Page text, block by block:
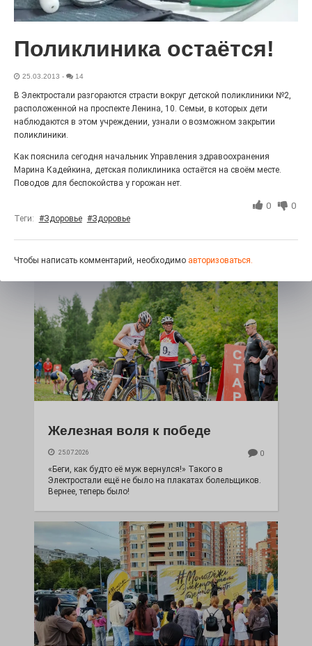
«С ними дядька Черномор»
26.07.2026
Железная воля к победе
25.07.2026 0
«Беги, как будто её муж вернулся!» Такого в
Электростали ещё не было на плакатах болельщиков.
Вернее, теперь было!
Поликлиника остаётся!
25.03.2013 - 14
В Электростали разгораются страсти вокруг детской поликлиники №2,
расположенной на проспекте Ленина, 10. Семьи, в которых дети
наблюдаются в этом учреждении, узнали о возможном закрытии
поликлиники.
Как пояснила сегодня начальник Управления здравоохранения
Марина Кадейкина, детская поликлиника остаётся на своём месте.
Поводов для беспокойства у горожан нет.
0 0
Теги: #Здоровье #Здоровье
Чтобы написать комментарий, необходимо авторизоваться.